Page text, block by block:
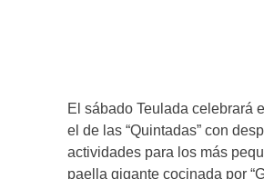
El sábado Teulada celebrará
el de las “Quintadas” con
actividades para los más
paella gigante cocinada por